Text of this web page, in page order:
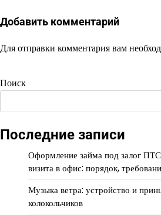
Добавить комментарий
Для отправки комментария вам
Поиск
Последние записи
Оформление займа под залог
визита в офис: порядок,
Музыка ветра: устройство и
колокольчиков